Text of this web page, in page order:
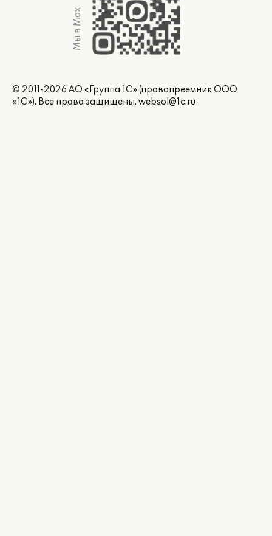
Мы в Max
© 2011-2026 АО «Группа 1С» (правопреемник ООО
«1С»). Все права защищены. websol@1c.ru